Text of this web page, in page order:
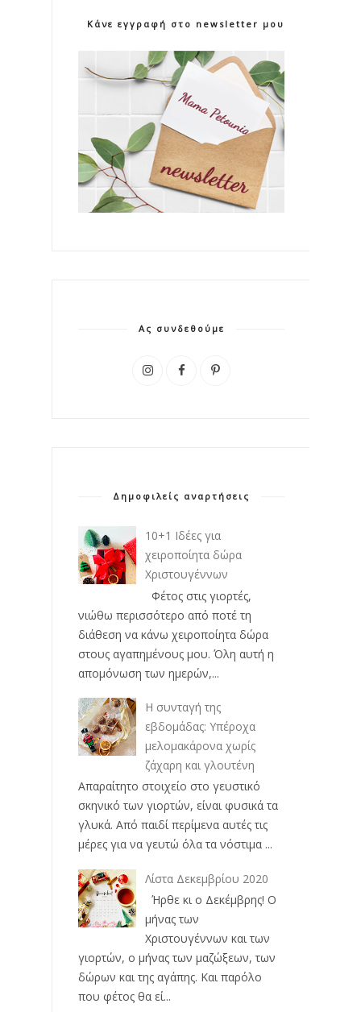
Κάνε εγγραφή στο newsletter μου!
Ας συνδεθούμε
Δημοφιλείς αναρτήσεις
10+1 Ιδέες για
χειροποίητα δώρα
Χριστουγέννων
Φέτος στις γιορτές,
νιώθω περισσότερο από ποτέ τη
διάθεση να κάνω χειροποίητα δώρα
στους αγαπημένους μου. Όλη αυτή η
απομόνωση των ημερών,...
Η συνταγή της
εβδομάδας: Υπέροχα
μελομακάρονα χωρίς
ζάχαρη και γλουτένη
Απαραίτητο στοιχείο στο γευστικό
σκηνικό των γιορτών, είναι φυσικά τα
γλυκά. Από παιδί περίμενα αυτές τις
μέρες για να γευτώ όλα τα νόστιμα ...
Λίστα Δεκεμβρίου 2020
Ήρθε κι ο Δεκέμβρης! Ο
μήνας των
Χριστουγέννων και των
γιορτών, ο μήνας των μαζώξεων, των
δώρων και της αγάπης. Και παρόλο
που φέτος θα εί...